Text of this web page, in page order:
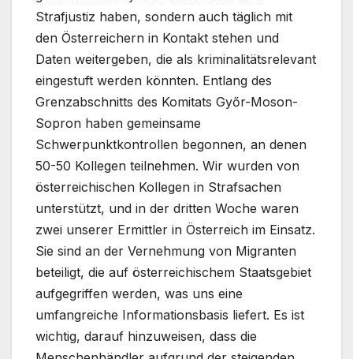
Strafjustiz haben, sondern auch täglich mit
den Österreichern in Kontakt stehen und
Daten weitergeben, die als kriminalitätsrelevant
eingestuft werden könnten. Entlang des
Grenzabschnitts des Komitats Győr-Moson-
Sopron haben gemeinsame
Schwerpunktkontrollen begonnen, an denen
50-50 Kollegen teilnehmen. Wir wurden von
österreichischen Kollegen in Strafsachen
unterstützt, und in der dritten Woche waren
zwei unserer Ermittler in Österreich im Einsatz.
Sie sind an der Vernehmung von Migranten
beteiligt, die auf österreichischem Staatsgebiet
aufgegriffen werden, was uns eine
umfangreiche Informationsbasis liefert. Es ist
wichtig, darauf hinzuweisen, dass die